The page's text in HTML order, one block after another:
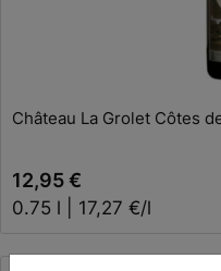
12,95 €
0.75 l | 17,27 €/l